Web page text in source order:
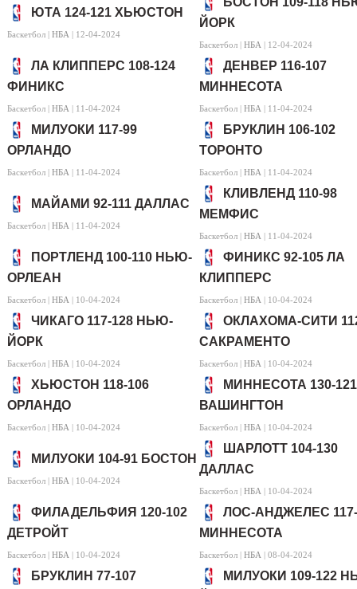
ЮТА 124-121 ХЬЮСТОН
Баскетбол | НБА | 12-04-2024
ЙОРК
Баскетбол | НБА | 12-04-2024
ЛА КЛИППЕРС 108-124
ФИНИКС
Баскетбол | НБА | 11-04-2024
ДЕНВЕР 116-107
МИННЕСОТА
Баскетбол | НБА | 11-04-2024
МИЛУОКИ 117-99
ОРЛАНДО
Баскетбол | НБА | 11-04-2024
БРУКЛИН 106-102
ТОРОНТО
Баскетбол | НБА | 11-04-2024
МАЙАМИ 92-111 ДАЛЛАС
Баскетбол | НБА | 11-04-2024
КЛИВЛЕНД 110-98
МЕМФИС
Баскетбол | НБА | 11-04-2024
ПОРТЛЕНД 100-110 НЬЮ-
ОРЛЕАН
Баскетбол | НБА | 10-04-2024
ФИНИКС 92-105 ЛА
КЛИППЕРС
Баскетбол | НБА | 10-04-2024
ЧИКАГО 117-128 НЬЮ-
ЙОРК
Баскетбол | НБА | 10-04-2024
ОКЛАХОМА-СИТИ
САКРАМЕНТО
Баскетбол | НБА | 10-04-2024
ХЬЮСТОН 118-106
ОРЛАНДО
Баскетбол | НБА | 10-04-2024
МИННЕСОТА 130-121
ВАШИНГТОН
Баскетбол | НБА | 10-04-2024
МИЛУОКИ 104-91 БОСТОН
Баскетбол | НБА | 10-04-2024
ШАРЛОТТ 104-130
ДАЛЛАС
Баскетбол | НБА | 10-04-2024
ФИЛАДЕЛЬФИЯ 120-102
ДЕТРОЙТ
Баскетбол | НБА | 10-04-2024
ЛОС-АНДЖЕЛЕС 117-
МИННЕСОТА
Баскетбол | НБА | 08-04-2024
БРУКЛИН 77-107 МИЛУОКИ 109-122